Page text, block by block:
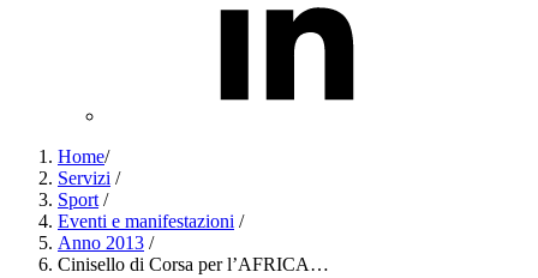
Home/
Servizi /
Sport /
Eventi e manifestazioni /
Anno 2013 /
Cinisello di Corsa per l’AFRICA…